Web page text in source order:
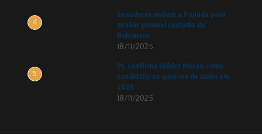
4
Senadores visitam a Papuda para
avaliar possível custódia de
Bolsonaro
18/11/2025
5
PL confirma Wilder Morais como
candidato ao governo de Goiás em
2026
18/11/2025